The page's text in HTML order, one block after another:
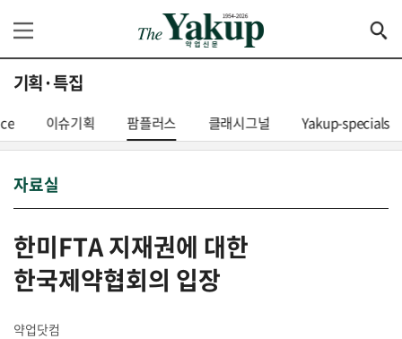
기획·특집
이슈기획 팜플러스 클래시그널 Yakup-specials
자료실
한미FTA 지재권에 대한
한국제약협회의 입장
약업닷컴